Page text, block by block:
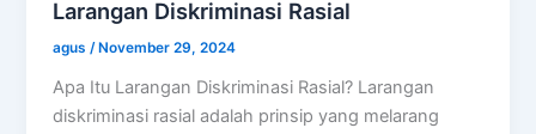
Larangan Diskriminasi Rasial
agus /November 29, 2024
Apa Itu Larangan Diskriminasi Rasial? Larangan
diskriminasi rasial adalah prinsip yang melarang